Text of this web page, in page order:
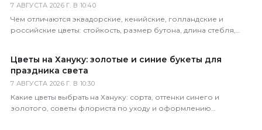
7 АВГУСТА 2026 Г. В 10:40
Чем отличаются эквадорские, кенийские, голландские и
российские цветы: стойкость, размер бутона, длина стебля,
Цветы на Хануку: золотые и синие букеты для
праздника света
7 АВГУСТА 2026 Г. В 10:30
Какие цветы выбрать на Хануку: сорта, оттенки синего и
золотого, советы флориста по уходу и оформлению